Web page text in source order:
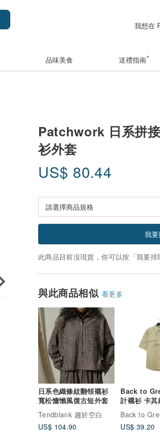
我想在
品味美食 送禮指南
Patchwork 日系拼
衫外套
US$ 80.44
我
此商品目前沒現貨，你可以按「我要
與此商品相似 看更多
日系色織條紋翻領襯衫
寬松慵懶風復古短外套
Tendblank 趨於空白
US$ 104.90
Back to
計襯衫 卡
11//vintage
Back to
US$ 39.20